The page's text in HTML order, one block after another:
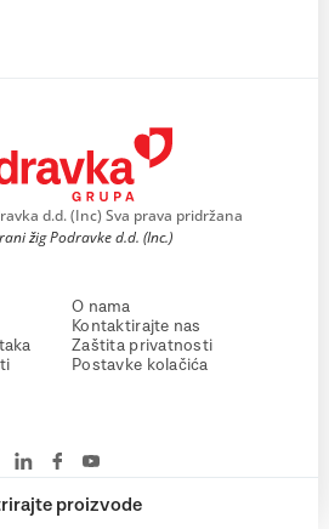
proizvode
d.d. (Inc) Sva prava pridržana
žig Podravke d.d. (Inc.)
O nama
Kontaktirajte nas
Zaštita privatnosti
Postavke kolačića